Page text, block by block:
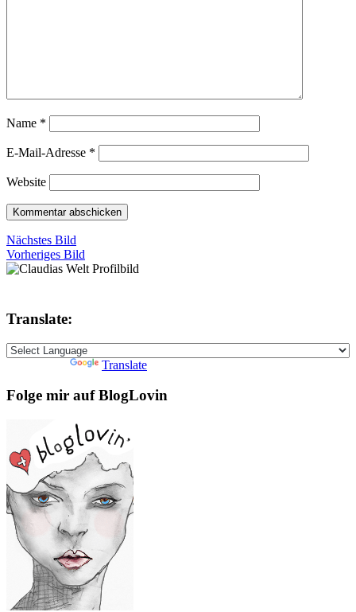
Name *
E-Mail-Adresse *
Website
Nächstes Bild
Vorheriges Bild
Translate:
Translate
Folge mir auf BlogLovin